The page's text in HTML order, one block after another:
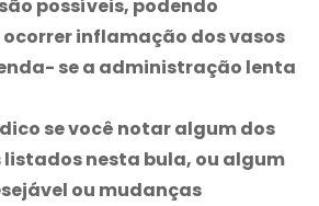
possíveis, podendo
inflamação dos vasos
se a administração lenta
se você notar algum dos
nesta bula, ou algum
ou mudanças